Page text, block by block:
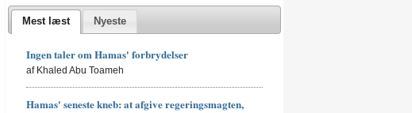
Mest læst Nyeste
Ingen taler om Hamas' forbrydelser
af Khaled Abu Toameh
Hamas' seneste kneb: at afgive regeringsmagten,